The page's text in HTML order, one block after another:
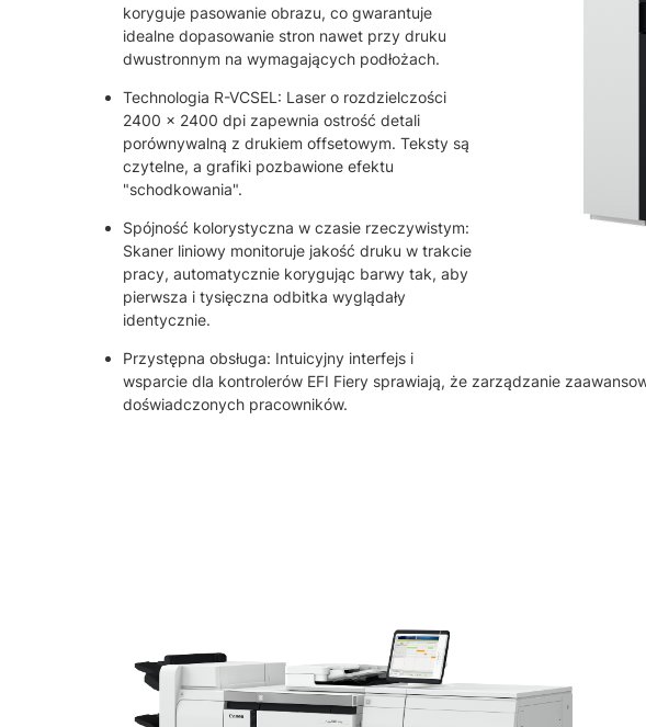
koryguje pasowanie obrazu, co gwarantuje
idealne dopasowanie stron nawet przy druku
dwustronnym na wymagających podłożach.
Technologia R-VCSEL: Laser o rozdzielczości
2400 x 2400 dpi zapewnia ostrość detali
porównywalną z drukiem offsetowym. Teksty są
czytelne, a grafiki pozbawione efektu
"schodkowania".
Spójność kolorystyczna w czasie rzeczywistym:
Skaner liniowy monitoruje jakość druku w trakcie
pracy, automatycznie korygując barwy tak, aby
pierwsza i tysięczna odbitka wyglądały
identycznie.
Przystępna obsługa: Intuicyjny interfejs i
wsparcie dla kontrolerów EFI Fiery sprawiają, że zarządzanie
doświadczonych pracowników.